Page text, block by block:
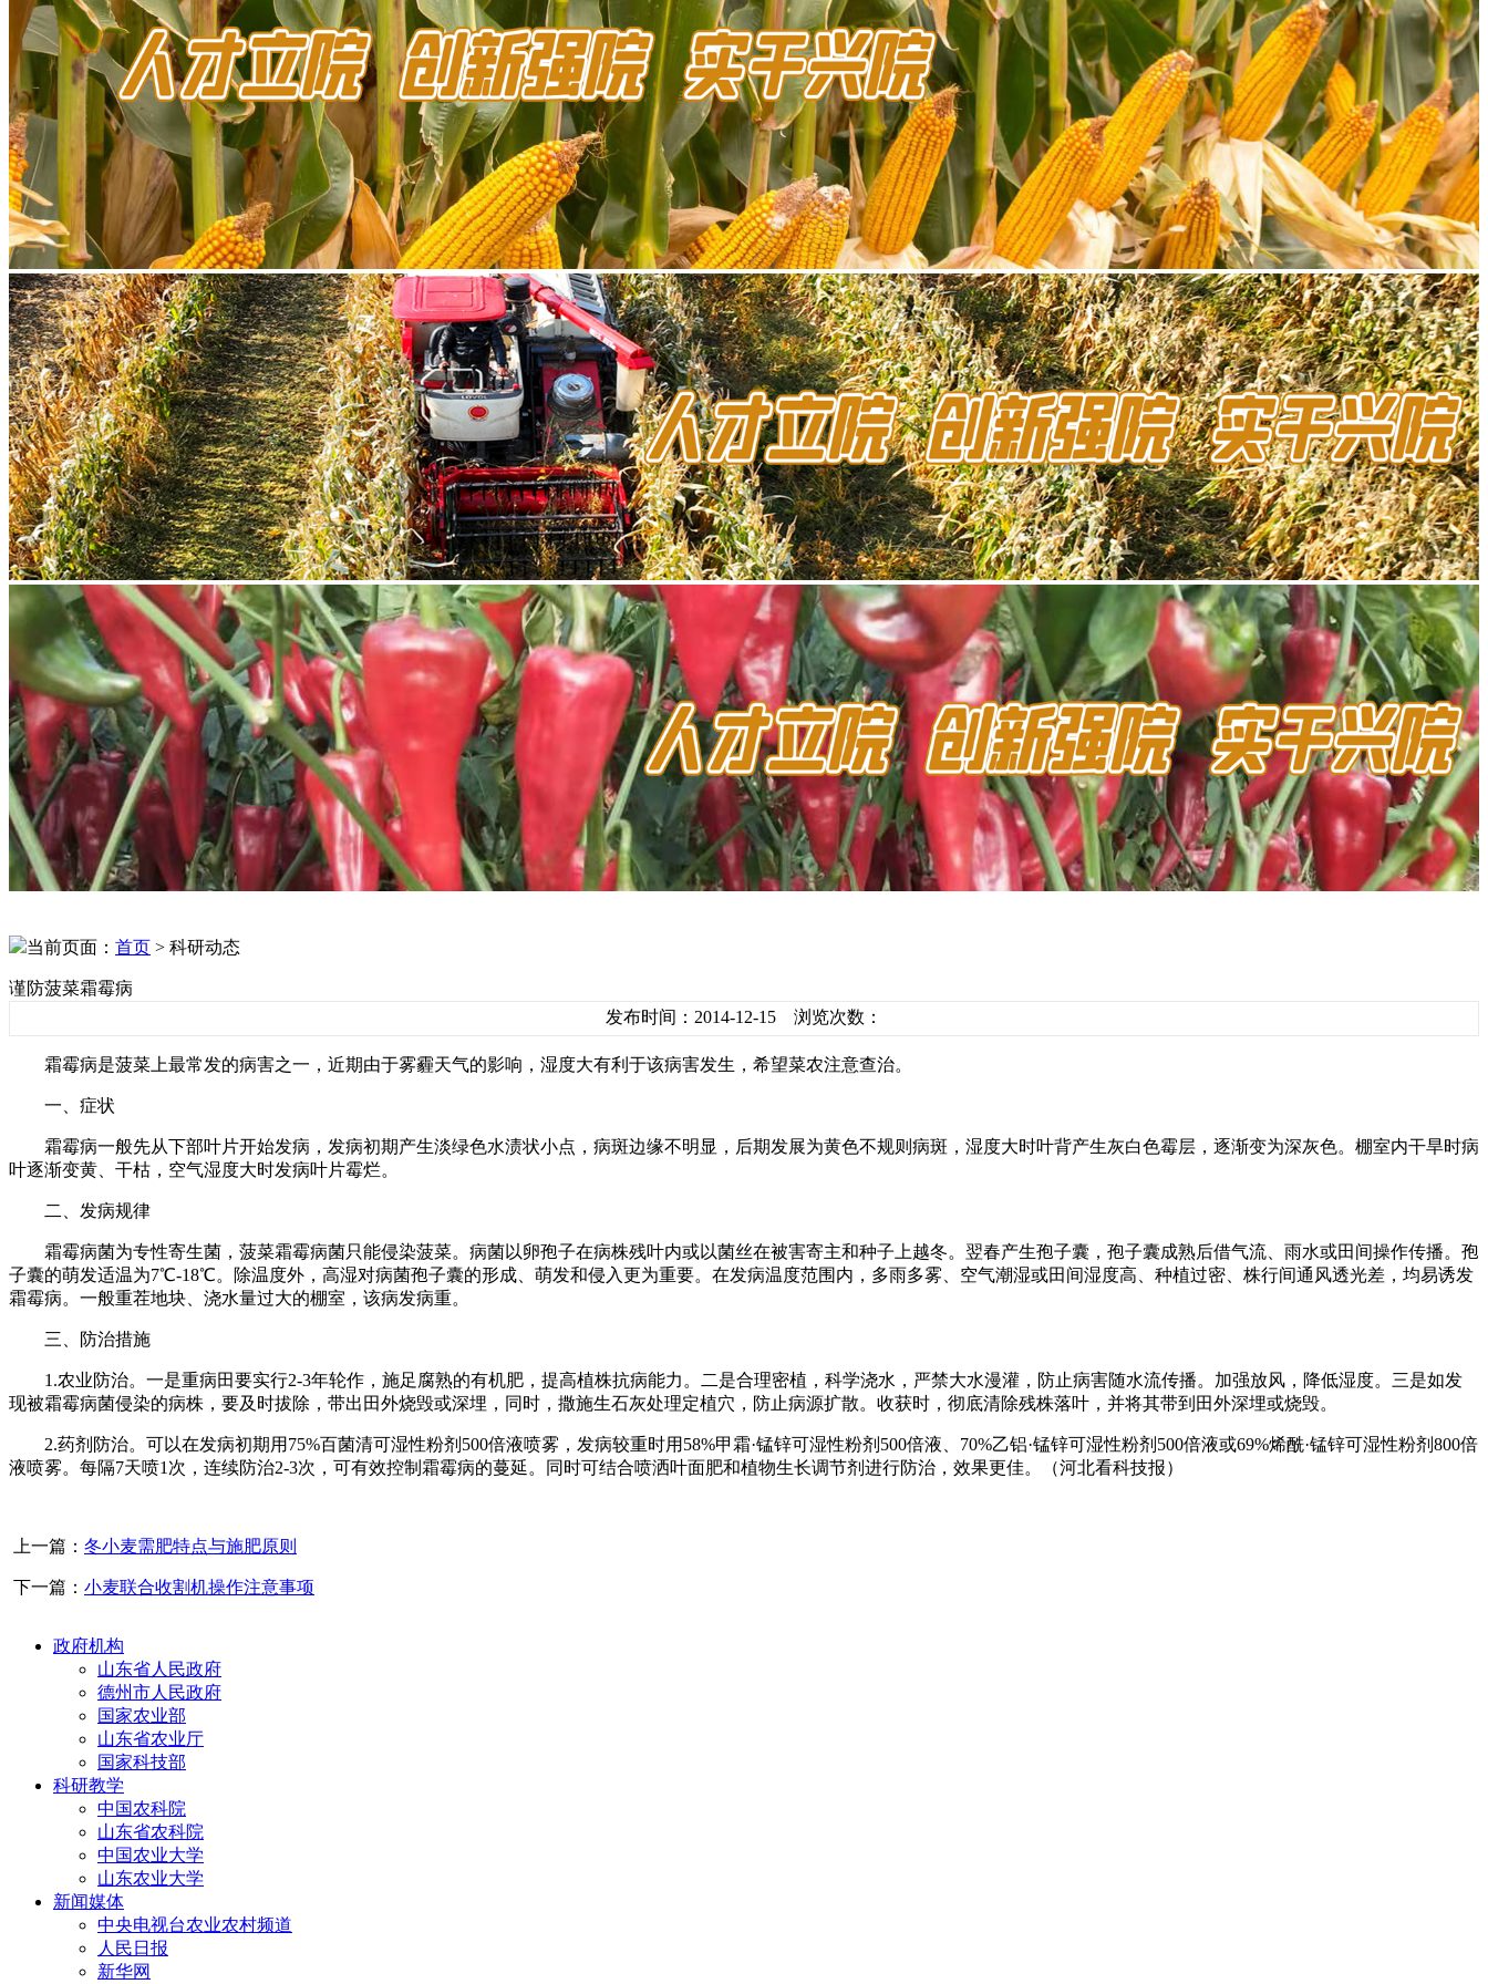
当前页面： 首页 > 科研动态
谨防菠菜霜霉病
发布时间：2014-12-15 浏览次数：
霜霉病是菠菜上最常发的病害之一，近期由于雾霾天气的影响，湿度大有利于该病害发生，希望菜农注意查治。
一、症状
霜霉病一般先从下部叶片开始发病，发病初期产生淡绿色水渍状小点，病斑边缘不明显，后期发展为黄色不规则病斑，湿度大时叶背产生灰白色霉层，逐渐变为深灰色。棚室内干旱时病
叶逐渐变黄、干枯，空气湿度大时发病叶片霉烂。
二、发病规律
霜霉病菌为专性寄生菌，菠菜霜霉病菌只能侵染菠菜。病菌以卵孢子在病株残叶内或以菌丝在被害寄主和种子上越冬。翌春产生孢子囊，孢子囊成熟后借气流、雨水或田间操作传播。孢
子囊的萌发适温为7℃-18℃。除温度外，高湿对病菌孢子囊的形成、萌发和侵入更为重要。在发病温度范围内，多雨多雾、空气潮湿或田间湿度高、种植过密、株行间通风透光差，均易诱发
霜霉病。一般重茬地块、浇水量过大的棚室，该病发病重。
三、防治措施
1.农业防治。一是重病田要实行2-3年轮作，施足腐熟的有机肥，提高植株抗病能力。二是合理密植，科学浇水，严禁大水漫灌，防止病害随水流传播。加强放风，降低湿度。三是如发
现被霜霉病菌侵染的病株，要及时拔除，带出田外烧毁或深埋，同时，撒施生石灰处理定植穴，防止病源扩散。收获时，彻底清除残株落叶，并将其带到田外深埋或烧毁。
2.药剂防治。可以在发病初期用75%百菌清可湿性粉剂500倍液喷雾，发病较重时用58%甲霜·锰锌可湿性粉剂500倍液、70%乙铝·锰锌可湿性粉剂500倍液或69%烯酰·锰锌可湿性粉剂800倍
液喷雾。每隔7天喷1次，连续防治2-3次，可有效控制霜霉病的蔓延。同时可结合喷洒叶面肥和植物生长调节剂进行防治，效果更佳。（河北看科技报）
上一篇： 冬小麦需肥特点与施肥原则
下一篇： 小麦联合收割机操作注意事项
政府机构
山东省人民政府
德州市人民政府
国家农业部
山东省农业厅
国家科技部
科研教学
中国农科院
山东省农科院
中国农业大学
山东农业大学
新闻媒体
中央电视台农业农村频道
人民日报
新华网